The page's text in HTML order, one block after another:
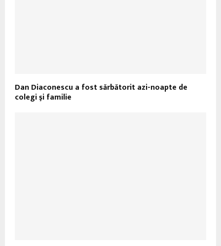
Dan Diaconescu a fost sărbătorit azi-noapte de
colegi şi familie